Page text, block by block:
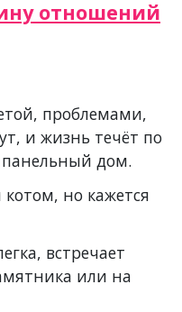
отношений
проблемами,
и жизнь течёт по
дом.
но кажется
встречает
или на